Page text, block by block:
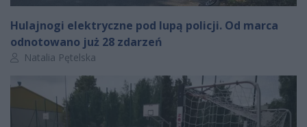
Hulajnogi elektryczne pod lupą policji. Od marca
odnotowano już 28 zdarzeń
Autor artykułu:
Natalia Pętelska